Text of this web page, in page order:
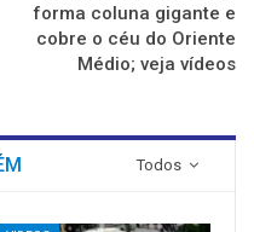
forma coluna gigante e
cobre o céu do Oriente
Médio; veja vídeos
Todos